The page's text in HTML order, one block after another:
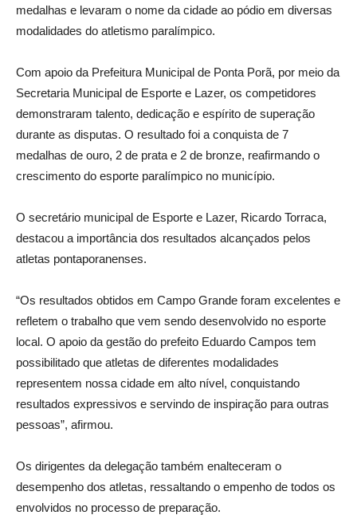
medalhas e levaram o nome da cidade ao pódio em diversas
modalidades do atletismo paralímpico.
Com apoio da Prefeitura Municipal de Ponta Porã, por meio da
Secretaria Municipal de Esporte e Lazer, os competidores
demonstraram talento, dedicação e espírito de superação
durante as disputas. O resultado foi a conquista de 7
medalhas de ouro, 2 de prata e 2 de bronze, reafirmando o
crescimento do esporte paralímpico no município.
O secretário municipal de Esporte e Lazer, Ricardo Torraca,
destacou a importância dos resultados alcançados pelos
atletas pontaporanenses.
“Os resultados obtidos em Campo Grande foram excelentes e
refletem o trabalho que vem sendo desenvolvido no esporte
local. O apoio da gestão do prefeito Eduardo Campos tem
possibilitado que atletas de diferentes modalidades
representem nossa cidade em alto nível, conquistando
resultados expressivos e servindo de inspiração para outras
pessoas”, afirmou.
Os dirigentes da delegação também enalteceram o
desempenho dos atletas, ressaltando o empenho de todos os
envolvidos no processo de preparação.